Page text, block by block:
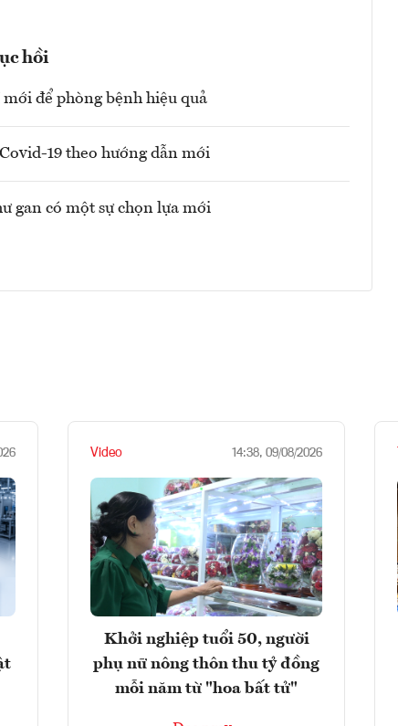
hồi
để phòng bệnh hiệu quả
19 theo hướng dẫn mới
gan có một sự chọn lựa mới
Video 14:38, 09/08/2026
Khởi nghiệp tuổi 50, người
phụ nữ nông thôn thu tỷ đồng
mỗi năm từ "hoa bất tử"